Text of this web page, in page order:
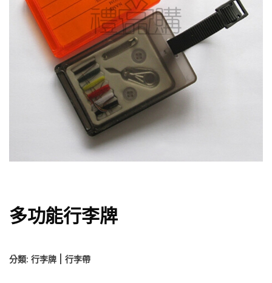
多功能行李牌
分類: 行李牌 | 行李帶